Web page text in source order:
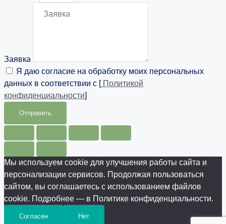
Заявка
Я даю согласие на обработку моих персональных
данных в соответствии с [Политикой
конфиденциальности]
Отправить
Мы используем cookie для улучшения работы сайта и
персонализации сервисов. Продолжая пользоваться
сайтом, вы соглашаетесь с использованием файлов
cookie. Подробнее — в Политике конфиденциальности.
Согласен Нет